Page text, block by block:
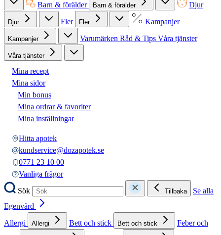
Barn & förälder Barn & förälder Djur
Djur Fler Fler Kampanjer
Kampanjer Varumärken Råd & Tips Våra tjänster
Våra tjänster
Mina recept
Mina sidor
Min bonus
Mina ordrar & favoriter
Mina inställningar
Hitta apotek
kundservice@dozapotek.se
0771 23 10 00
Vanliga frågor
Sök
Tillbaka
Se alla
Egenvård
Allergi
Allergi Bett och stick Bett och stick
Feber och